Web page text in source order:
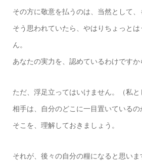
その方に敬意を払うのは、当然として、
そう思われていたら、やはりちょっと
ん。
あなたの実力を、認めているわけですか
ただ、浮足立ってはいけません。（私と
相手は、自分のどこに一目置いているの
そこを、理解しておきましょう。
それが、後々の自分の糧になると思いま